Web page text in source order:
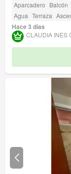
Aparcadero Balcón
Agua Terraza
Hace 3 días
CLAUDIA INES